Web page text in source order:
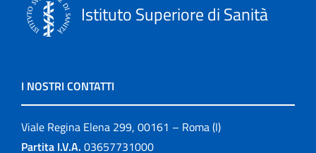
Istituto Superiore di Sanità
I NOSTRI CONTATTI
Viale Regina Elena 299, 00161 – Roma (I)
Partita I.V.A. 03657731000